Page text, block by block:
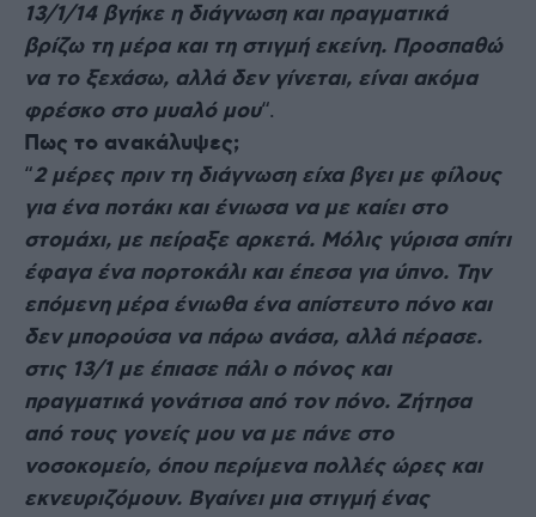
13/1/14 βγήκε η διάγνωση και πραγματικά
βρίζω τη μέρα και τη στιγμή εκείνη. Προσπαθώ
να το ξεχάσω, αλλά δεν γίνεται, είναι ακόμα
φρέσκο στο μυαλό μου“.
Πως το ανακάλυψες;
“2 μέρες πριν τη διάγνωση είχα βγει με φίλους
για ένα ποτάκι και ένιωσα να με καίει στο
στομάχι, με πείραξε αρκετά. Μόλις γύρισα σπίτι
έφαγα ένα πορτοκάλι και έπεσα για ύπνο. Την
επόμενη μέρα ένιωθα ένα απίστευτο πόνο και
δεν μπορούσα να πάρω ανάσα, αλλά πέρασε.
στις 13/1 με έπιασε πάλι ο πόνος και
πραγματικά γονάτισα από τον πόνο. Ζήτησα
από τους γονείς μου να με πάνε στο
νοσοκομείο, όπου περίμενα πολλές ώρες και
εκνευριζόμουν. Βγαίνει μια στιγμή ένας